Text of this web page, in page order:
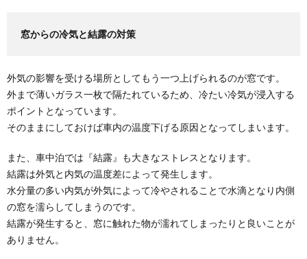
窓からの冷気と結露の対策
外気の影響を受ける場所としてもう一つ上げられるのが窓です。
外まで薄いガラス一枚で隔たれているため、冷たい冷気が浸入する
ポイントとなっています。
そのままにしておけば車内の温度下げる原因となってしまいます。
また、車中泊では『結露』も大きなストレスとなります。
結露は外気と内気の温度差によって発生します。
水分量の多い内気が外気によって冷やされることで水滴となり内側
の窓を濡らしてしまうのです。
結露が発生すると、窓に触れた物が濡れてしまったりと良いことが
ありません。